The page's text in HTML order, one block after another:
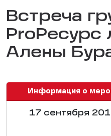
Встреча
PrоРесурс
Алены
Информация о
17 сентября